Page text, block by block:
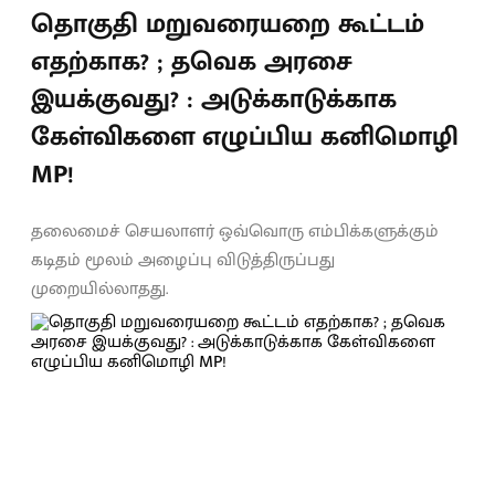
தொகுதி மறுவரையறை கூட்டம்
எதற்காக? ; தவெக அரசை
இயக்குவது? : அடுக்காடுக்காக
கேள்விகளை எழுப்பிய கனிமொழி
MP!
தலைமைச் செயலாளர் ஒவ்வொரு எம்பிக்களுக்கும்
கடிதம் மூலம் அழைப்பு விடுத்திருப்பது
முறையில்லாதது.